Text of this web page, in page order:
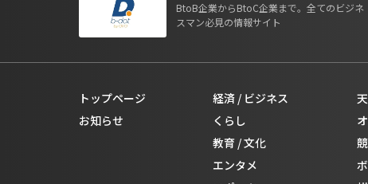
BtoB企業からBtoC企業まで。全てのビジネ
スマン必見の情報サイト
トップページ
お知らせ
経済 / ビジネス
くらし
教育 / 文化
エンタメ